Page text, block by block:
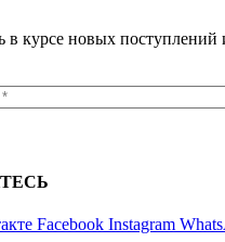
в курсе новых
Facebook Instagram